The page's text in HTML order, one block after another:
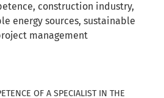
construction industry,
energy sources, sustainable
management
OF A SPECIALIST IN THE